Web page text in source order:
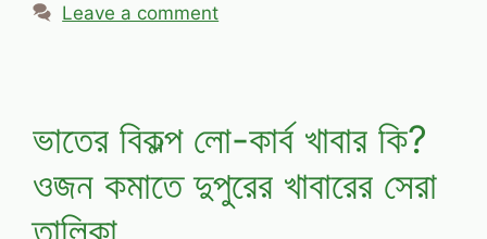
Leave a comment
ভাতের বিকল্প লো-কার্ব খাবার কি?
ওজন কমাতে দুপুরের খাবারের সেরা